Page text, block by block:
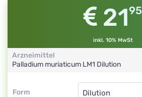
2195
inkl. 10% MwSt
Arzneimittel
Palladium muriaticum LM1 Dilution
Form
Form